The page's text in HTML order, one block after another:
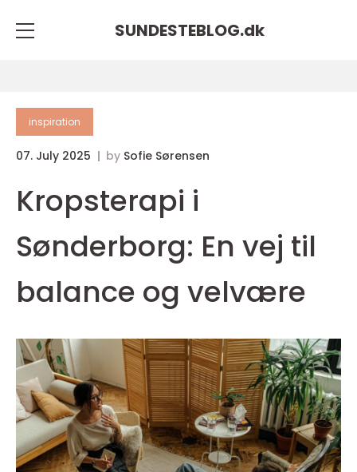
SUNDESTEBLOG.dk
inspiration
07. July 2025 by Sofie Sørensen
Kropsterapi i
Sønderborg: En vej til
balance og velvære